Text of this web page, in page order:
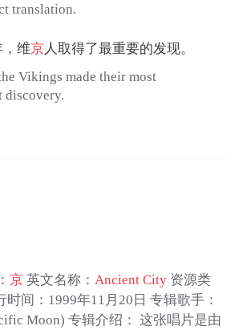
translation.
，维京人取得了最重要的发现。
Vikings made their most
discovery.
京英文名称： Ancient City资源类
时间：1999年11月20日 专辑歌手：
Moon) 专辑介绍： 这张唱片是由